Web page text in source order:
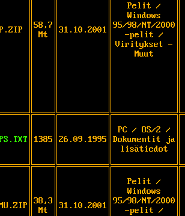
58,7
Mt
31.10.2001
Pelit /
Windows
95/98/NT/2000
-pelit /
Viritykset -
Muut
1385 26.09.1995
PC / OS/2 /
Dokumentit ja
lisätiedot
38,3
Mt
31.10.2001
Pelit /
Windows
95/98/NT/2000
-pelit /